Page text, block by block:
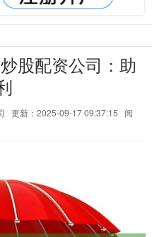
股配资公司：助
更新：2025-09-17 09:37:15
阅